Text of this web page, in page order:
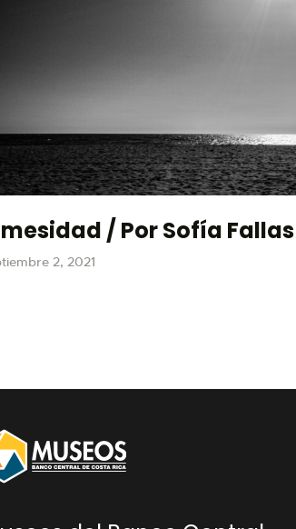
/ Por Sofía Fallas
2, 2021